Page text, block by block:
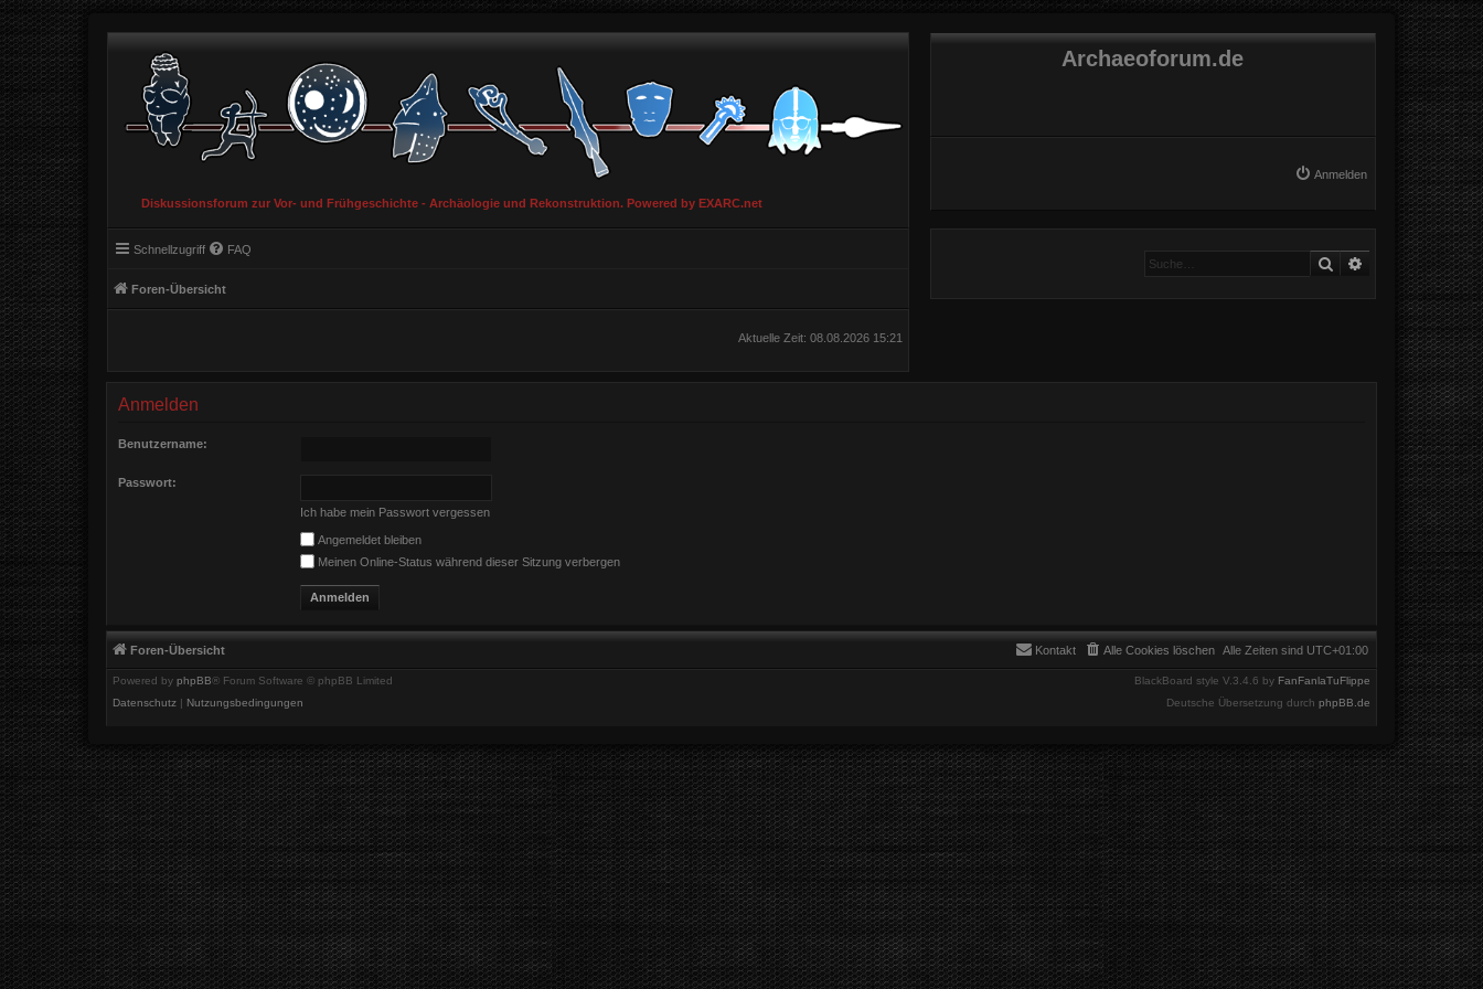
Diskussionsforum zur Vor- und Frühgeschichte - Archäologie und Rekonstruktion. Powered by EXARC.net
Archaeoforum.de
Anmelden
Schnellzugriff FAQ
Foren-Übersicht
Suche Erweiterte Suche
Aktuelle Zeit: 08.08.2026 15:21
Anmelden
Benutzername:
Passwort:
Ich habe mein Passwort vergessen
Angemeldet bleiben
Meinen Online-Status während dieser Sitzung verbergen
Foren-Übersicht Alle Zeiten sind UTC+01:00
Alle Cookies löschen
Kontakt
Powered by phpBB® Forum Software © phpBB Limited BlackBoard style V.3.4.6 by FanFanlaTuFlippe
Deutsche Übersetzung durch phpBB.de
Datenschutz | Nutzungsbedingungen